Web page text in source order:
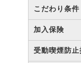
こだわり条件
加入保険
受動喫煙防止